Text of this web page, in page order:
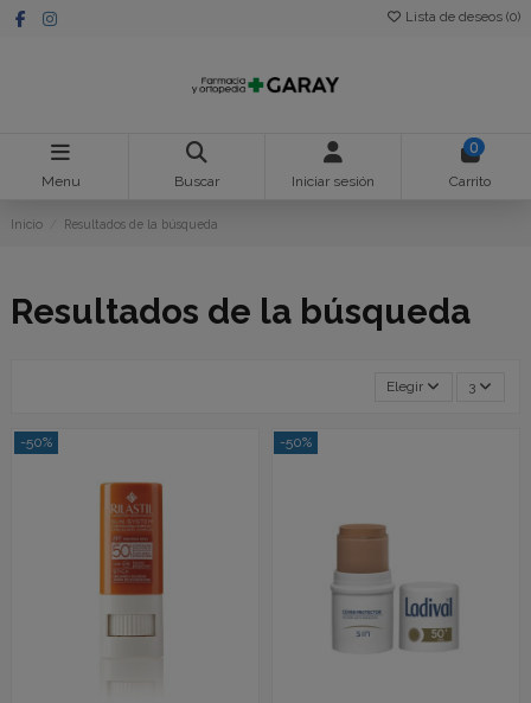
Lista de deseos (0)
Menu Buscar Iniciar sesión
0
Carrito
Inicio Resultados de la búsqueda
Resultados de la búsqueda
Elegir 3
-50% -50%